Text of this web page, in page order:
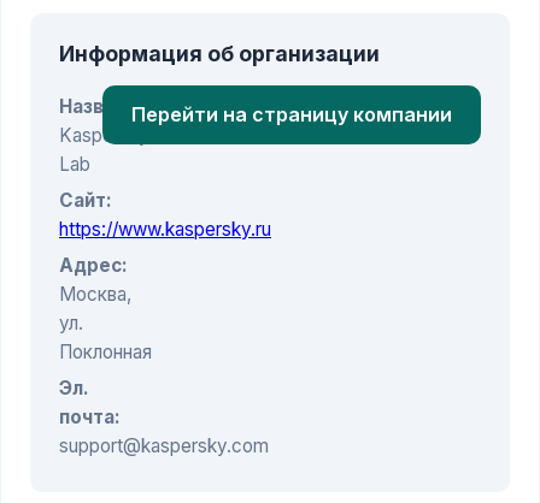
Информация об организации
Название:
Kaspersky
Lab
Сайт:
https://www.kaspersky.ru
Адрес:
Москва,
ул.
Поклонная
Эл.
почта:
support@kaspersky.com
Перейти на страницу компании